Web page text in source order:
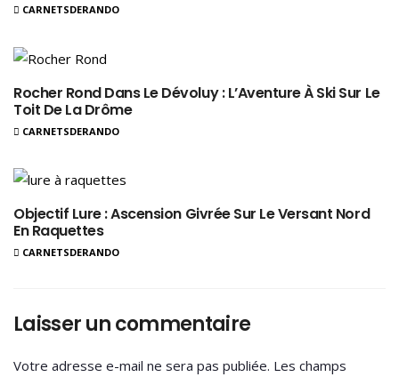
CARNETSDERANDO
Rocher Rond Dans Le Dévoluy : L’Aventure À Ski Sur Le
Toit De La Drôme
CARNETSDERANDO
Objectif Lure : Ascension Givrée Sur Le Versant Nord
En Raquettes
CARNETSDERANDO
Laisser un commentaire
Votre adresse e-mail ne sera pas publiée. Les champs